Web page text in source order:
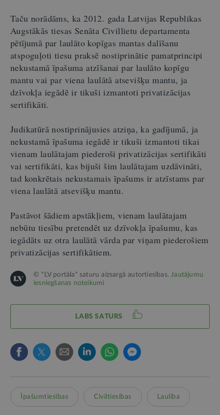
Taču norādāms, ka 2012. gada Latvijas Republikas
Augstākās tiesas Senāta Civillietu departamenta
pētījumā par laulāto kopīgas mantas dalīšanu
atspoguļoti tiesu praksē nostiprinātie pamatprincipi
nekustamā īpašuma atzīšanai par laulāto kopīgu
mantu vai par viena laulātā atsevišķu mantu, ja
dzīvokļa iegādē ir tikuši izmantoti privatizācijas
sertifikāti.
Judikatūrā nostiprinājusies atziņa, ka gadījumā, ja
nekustamā īpašuma iegādē ir tikuši izmantoti tikai
vienam laulātajam piederoši privatizācijas sertifikāti
vai sertifikāti, kas bijuši šim laulātajam uzdāvināti,
tad konkrētais nekustamais īpašums ir atzīstams par
viena laulātā atsevišķu mantu.
Pastāvot šādiem apstākļiem, vienam laulātajam
nebūtu tiesību pretendēt uz dzīvokļa īpašumu, kas
iegādāts uz otra laulātā vārda par viņam piederošiem
privatizācijas sertifikātiem.
© "LV portāla" saturu aizsargā autortiesības.Jautājumu
iesniegšanas noteikumi
LABS SATURS
Īpašumtiesības Civiltiesības Laulība